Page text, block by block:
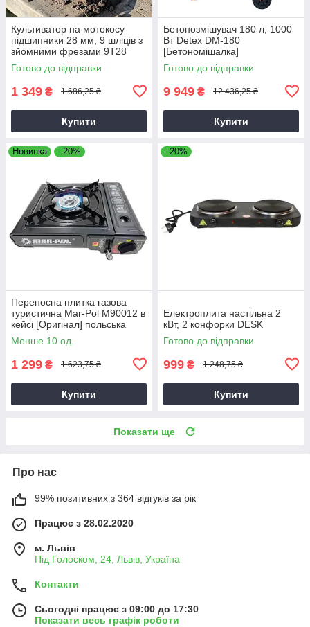
Культиватор на мотокосу
підшипники 28 мм, 9 шліців з
зйомними фрезами 9T28
Готово до відправки
1 349 ₴ 1 686,25 ₴
Купити
Бетонозмішувач 180 л, 1000
Вт Detex DM-180
[Бетономішалка]
Готово до відправки
9 949 ₴ 12 436,25 ₴
Купити
Новинка –20%
Переносна плитка газова
туристична Mar-Pol M90012 в
кейсі [Оригінал] польська
Менше 10 од.
1 299 ₴ 1 623,75 ₴
Купити
–20%
Електроплита настільна 2
кВт, 2 конфорки DESK
Готово до відправки
999 ₴ 1 248,75 ₴
Купити
Показати ще
Про нас
99% позитивних з 364 відгуків за рік
Працює з 28.02.2020
м. Львів
Під Голоском, 24, Львів, Україна
Контакти
Сьогодні працює з 09:00 до 17:30
Показати весь графік роботи